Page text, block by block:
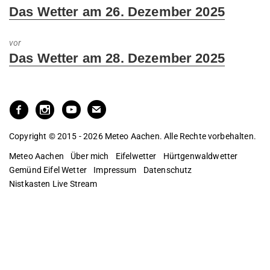
Previous
Das Wetter am 26. Dezember 2025
vor
Next
Das Wetter am 28. Dezember 2025
Copyright © 2015 - 2026 Meteo Aachen. Alle Rechte vorbehalten.
Meteo Aachen Über mich Eifelwetter
Hürtgenwaldwetter
Gemünd Eifel Wetter
Impressum
Datenschutz
Nistkasten Live Stream